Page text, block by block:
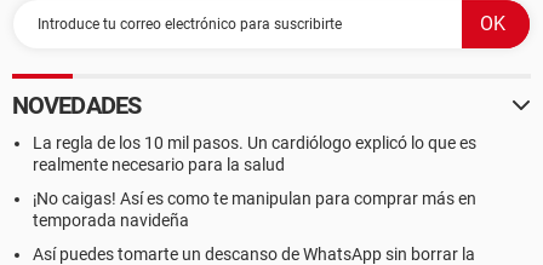
NOVEDADES
La regla de los 10 mil pasos. Un cardiólogo explicó lo que es
realmente necesario para la salud
¡No caigas! Así es como te manipulan para comprar más en
temporada navideña
Así puedes tomarte un descanso de WhatsApp sin borrar la